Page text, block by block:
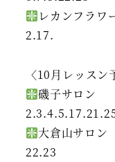
レカンフラワ
2.17.
〈10月レッスン
磯子サロン
大倉山サロン
22.23